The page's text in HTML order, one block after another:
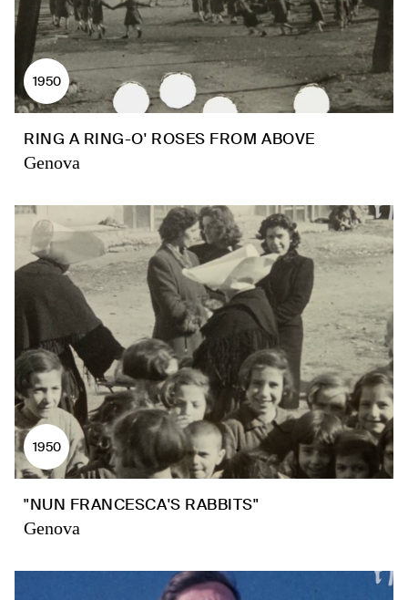
1950
RING A RING-O' ROSES FROM ABOVE
Genova
1950
"NUN FRANCESCA'S RABBITS"
Genova